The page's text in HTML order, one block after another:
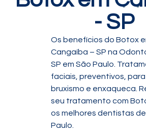
- SP
Os benefícios do Botox
Cangaíba – SP na
SP em São Paulo.
faciais, preventivos, para
bruxismo e enxaqueca.
seu tratamento com
os melhores dentistas
Paulo.